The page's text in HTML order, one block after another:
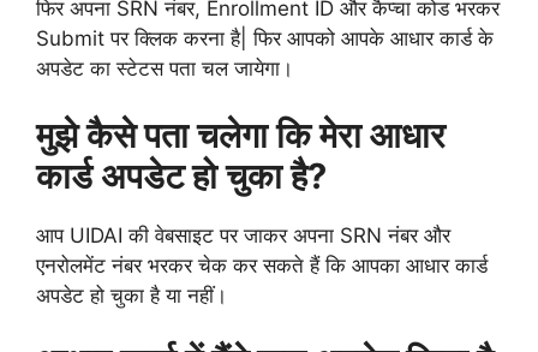
फिर अपना SRN नंबर, Enrollment ID और कैप्चा कोड भरकर
Submit पर क्लिक करना है| फिर आपको आपके आधार कार्ड के
अपडेट का स्टेटस पता चल जायेगा।
मुझे कैसे पता चलेगा कि मेरा आधार
कार्ड अपडेट हो चुका है?
आप UIDAI की वेबसाइट पर जाकर अपना SRN नंबर और
एनरोलमेंट नंबर भरकर चेक कर सकते हैं कि आपका आधार कार्ड
अपडेट हो चुका है या नहीं।